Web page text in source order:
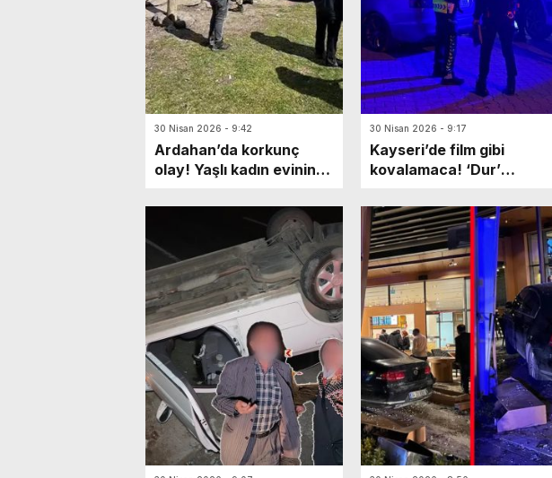
30 Nisan 2026 - 9:42
Ardahan’da korkunç
olay! Yaşlı kadın evinin
Katili en yakınıymış…
30 Nisan 2026 - 9:17
Kayseri’de film gibi
kovalamaca! ‘Dur’
markette mahsur kaldı:
Yaya olarak kaçarken…